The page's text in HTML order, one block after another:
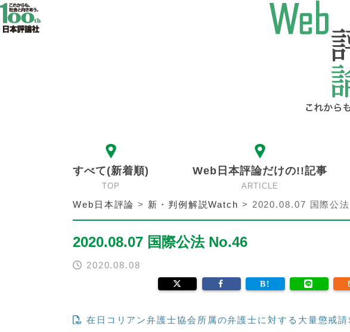
すべて(新着順)
TOP
Web日本評論だけの!!記事
ARTICLE
Web日本評論 > 新・判例解説Watch > 2020.08.07 国際公
2020.08.07 国際公法 No.46
2020.08.08
在日コリアン弁護士協会所属の弁護士に対する大量懲戒